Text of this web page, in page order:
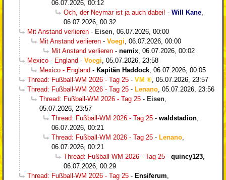
06.07.2026, 00:12
Och, der Neymar ist ja auch dabei! - Will Kane
06.07.2026, 00:32
Mit Anstand verlieren - Eisen 06.07.2026, 00:00
Mit Anstand verlieren - Voegi 06.07.2026, 00:00
Mit Anstand verlieren - nemix 06.07.2026, 00:02
Mexico - England - Voegi 05.07.2026, 23:58
Mexico - England - Kapitän Haddock 06.07.2026, 00:05
Thread: Fußball-WM 2026 - Tag 25 - VM
05.07.2026, 23:57
Thread: Fußball-WM 2026 - Tag 25 - Lenano 05.07.2026, 23:56
Thread: Fußball-WM 2026 - Tag 25 - Eisen
05.07.2026, 23:57
Thread: Fußball-WM 2026 - Tag 25 - waldstadion
06.07.2026, 00:21
Thread: Fußball-WM 2026 - Tag 25 - Lenano
06.07.2026, 00:21
Thread: Fußball-WM 2026 - Tag 25 - quincy123
06.07.2026, 00:29
Thread: Fußball-WM 2026 - Tag 25 - Ensiferum